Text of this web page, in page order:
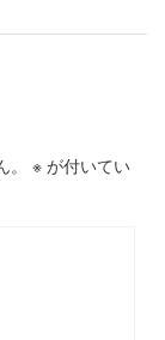
※ が付いてい